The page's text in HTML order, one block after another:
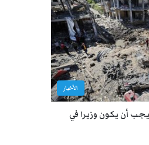
الأخبار
أن يكون وزيرا في